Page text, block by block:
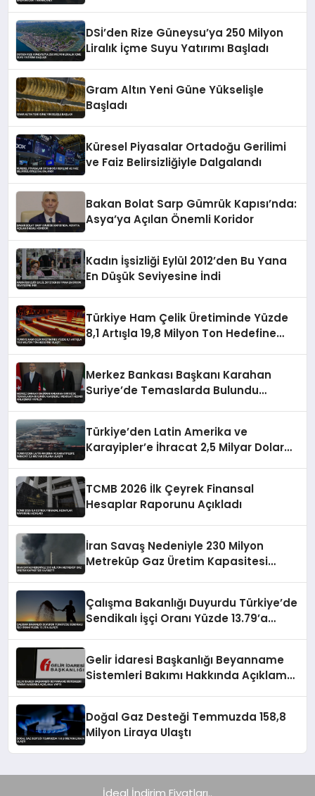
DSİ’den Rize Güneysu’ya 250 Milyon
Liralık İçme Suyu Yatırımı Başladı
Gram Altın Yeni Güne Yükselişle
Başladı
Küresel Piyasalar Ortadoğu Gerilimi
ve Faiz Belirsizliğiyle Dalgalandı
Bakan Bolat Sarp Gümrük Kapısı’nda:
Asya’ya Açılan Önemli Koridor
Kadın İşsizliği Eylül 2012’den Bu Yana
En Düşük Seviyesine İndi
Türkiye Ham Çelik Üretiminde Yüzde
8,1 Artışla 19,8 Milyon Ton Hedefine
Merkez Bankası Başkanı Karahan
Suriye’de Temaslarda Bulundu
Türkiye’den Latin Amerika ve
Karayipler’e İhracat 2,5 Milyar Dolara
TCMB 2026 İlk Çeyrek Finansal
Hesaplar Raporunu Açıkladı
İran Savaş Nedeniyle 230 Milyon
Metreküp Gaz Üretim Kapasitesi
Çalışma Bakanlığı Duyurdu Türkiye’de
Sendikalı İşçi Oranı Yüzde 13.79’a
Gelir İdaresi Başkanlığı Beyanname
Sistemleri Bakımı Hakkında Açıklama
Doğal Gaz Desteği Temmuzda 158,8
Milyon Liraya Ulaştı
İdeal İndirim Fiyatları..